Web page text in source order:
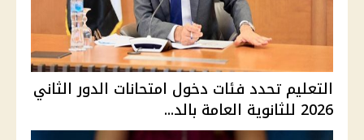
التعليم تحدد فئات دخول امتحانات الدور الثاني
2026 للثانوية العامة بالد...